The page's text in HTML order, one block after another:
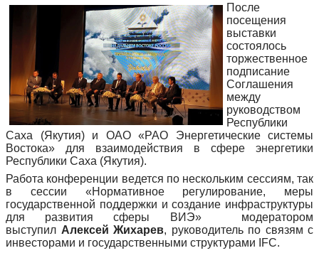
После
посещения
выставки
состоялось
торжественное
подписание
Соглашения
между
руководством
Республики
Саха (Якутия) и ОАО «РАО Энергетические системы
Востока» для взаимодействия в сфере энергетики
Республики Саха (Якутия).
Работа конференции ведется по нескольким сессиям, так
в сессии «Нормативное регулирование, меры
государственной поддержки и создание инфраструктуры
для развития сферы ВИЭ» модератором
выступил Алексей Жихарев, руководитель по связям с
инвесторами и государственными структурами IFC.